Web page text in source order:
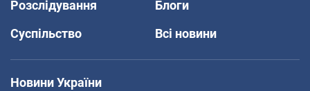
Розслідування
Блоги
Суспільство
Всі новини
Новини України